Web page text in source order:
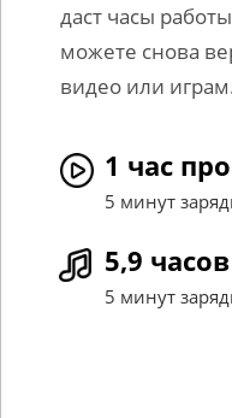
5 минут
5,9
5 минут
1 час
даст часы
можете снова
видео или